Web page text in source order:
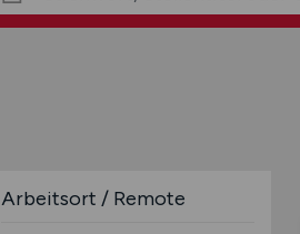
Arbeitsort / Remote